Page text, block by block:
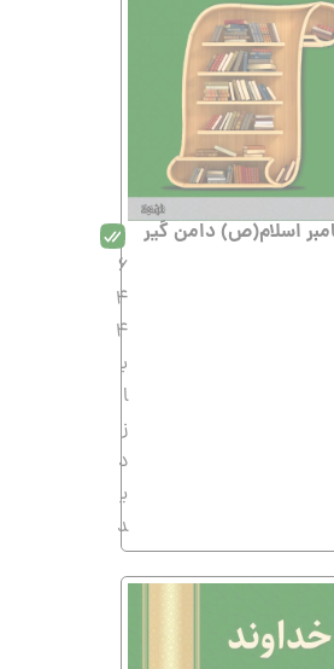
اسلام(ص) دامن گیر
6
4
4
ب
ا
ز
د
ی
د